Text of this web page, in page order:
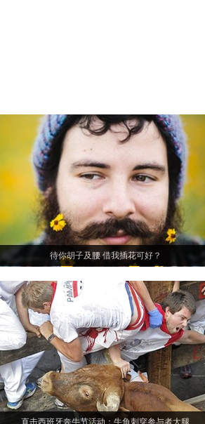
待你胡子及腰 借我插花可好？
直击西班牙奔牛节活动：牛角刺穿参与者大腿